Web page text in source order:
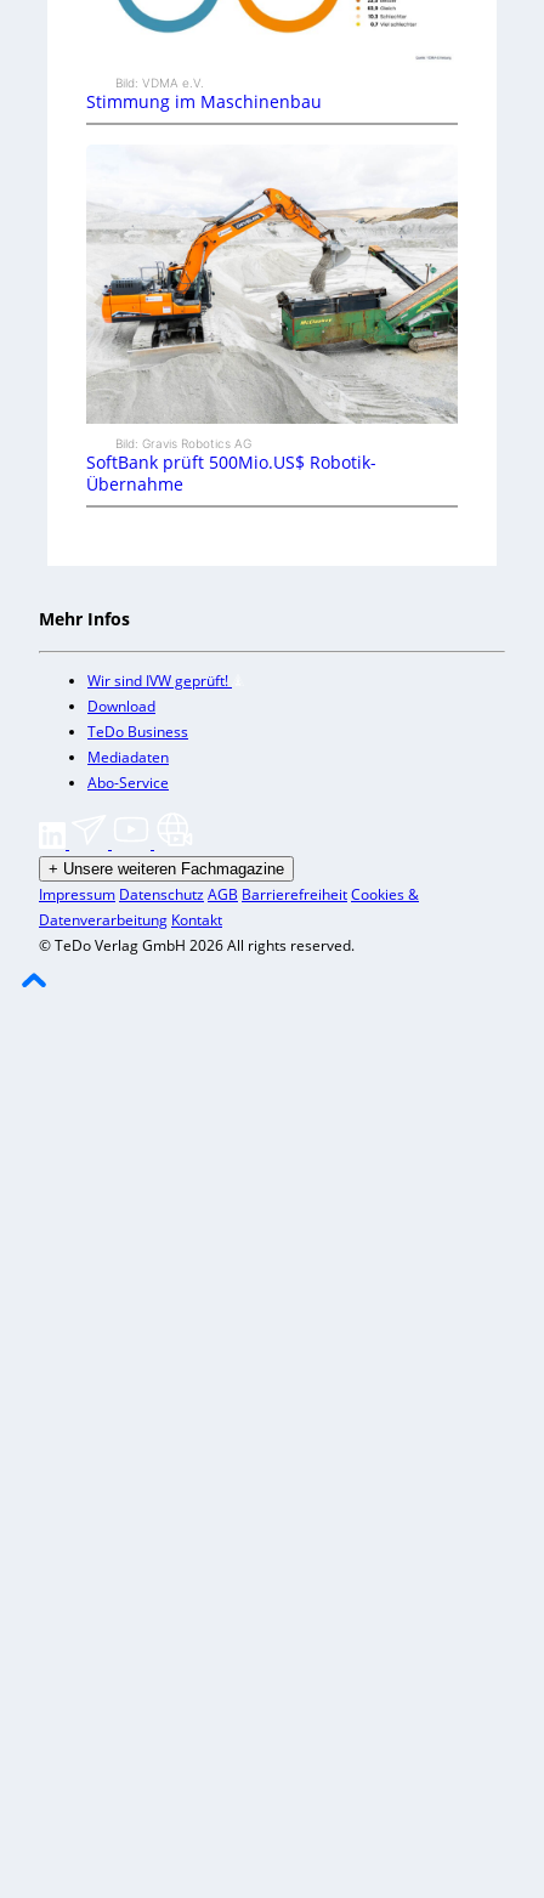
Bild: VDMA e.V.
Stimmung im Maschinenbau
Bild: Gravis Robotics AG
SoftBank prüft 500Mio.US$ Robotik-
Übernahme
Mehr Infos
Wir sind IVW geprüft!
Download
TeDo Business
Mediadaten
Abo-Service
+ Unsere weiteren Fachmagazine
Impressum DatenschutzAGB BarrierefreiheitCookies &
Datenverarbeitung Kontakt
© TeDo Verlag GmbH 2026 All rights reserved.